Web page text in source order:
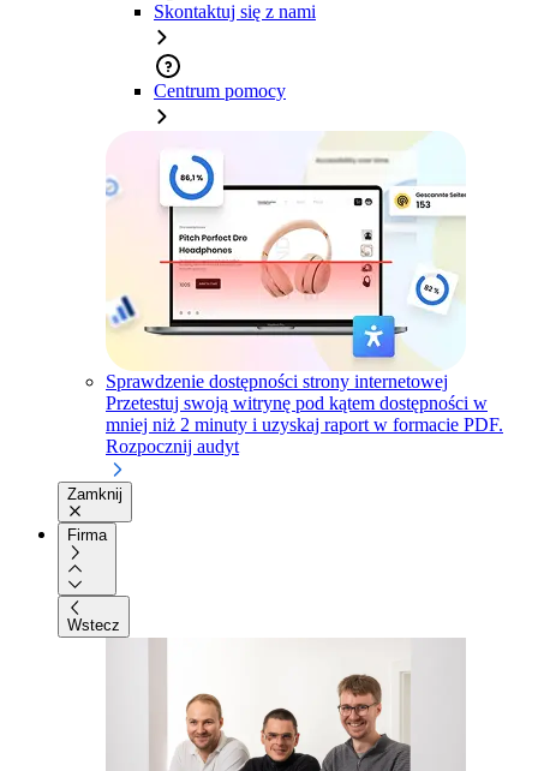
Skontaktuj się z nami
Centrum pomocy
Sprawdzenie dostępności strony internetowej
Przetestuj swoją witrynę pod kątem dostępności w
mniej niż 2 minuty i uzyskaj raport w formacie PDF.
Rozpocznij audyt
Zamknij
Firma
Wstecz